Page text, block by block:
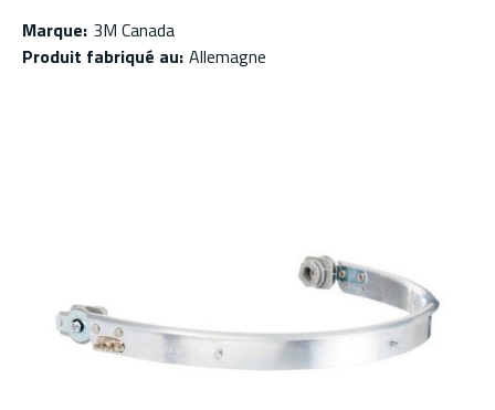
Marque: 3M Canada
Produit fabriqué au: Allemagne